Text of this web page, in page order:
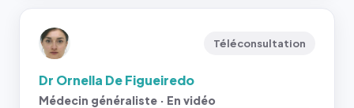
Téléconsultation
Dr Ornella De Figueiredo
Médecin généraliste · En vidéo